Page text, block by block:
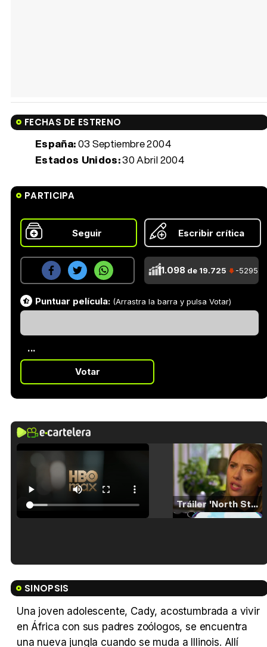
FECHAS DE ESTRENO
España:03 Septiembre 2004
Estados Unidos:30 Abril 2004
PARTICIPA
Seguir Escribir crítica
11.098de 19.725 -5295
Puntuar película: (Arrastra la barra y pulsa Votar)
...
Votar
Tráiler 'North Star' (2023)
SINOPSIS
Una joven adolescente, Cady, acostumbrada a vivir
en África con sus padres zoólogos, se encuentra
una nueva jungla cuando se muda a Illinois. Allí